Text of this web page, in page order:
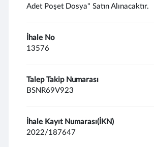
Adet Poşet Dosya" Satın Alınacaktır.
İhale No
13576
Talep Takip Numarası
BSNR69V923
İhale Kayıt Numarası(İKN)
2022/187647